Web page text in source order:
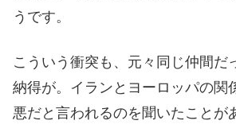
うです。
こういう衝突も、元々同じ仲間だ
納得が。イランとヨーロッパの関
悪だと言われるのを聞いたことが